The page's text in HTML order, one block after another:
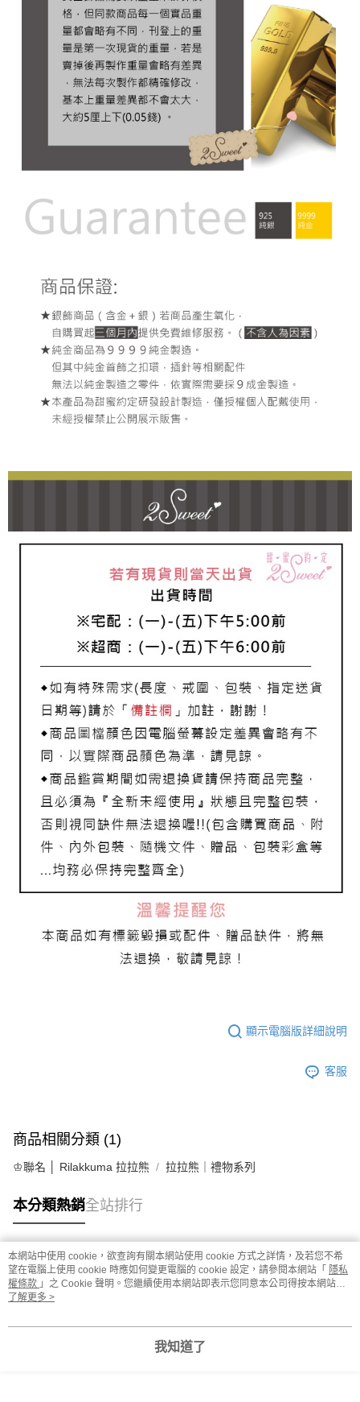
顯示電腦版詳細說明
客服
商品相關分類 (1)
♔聯名 │ Rilakkuma 拉拉熊 拉拉熊｜禮物系列
本分類熱銷全站排行
熱門標籤
本網站中使用 cookie，欲查詢有關本網站使用 cookie 方式之詳情，及若您不希
望在電腦上使用 cookie 時應如何變更電腦的 cookie 設定，請參閱本網站「 隱私
權條款 」之 Cookie 聲明。您繼續使用本網站即表示您同意本公司得按本網站使
用條款之 Cookie 聲明使用 cookie。
了解更多 >
我知道了